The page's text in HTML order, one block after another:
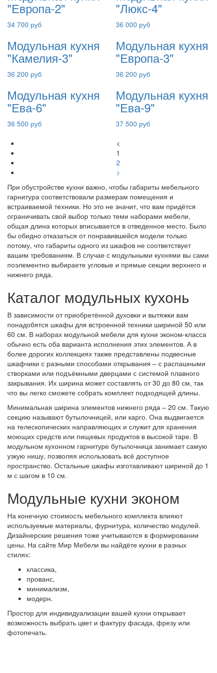
"Европа-2"
34 700 руб
"Люкс-4"
36 000 руб
Модульная кухня
"Камелия-3"
36 200 руб
Модульная кухня
"Европа-3"
36 200 руб
Модульная кухня
"Ева-6"
36 500 руб
Модульная кухня
"Ева-9"
37 500 руб
<
1
2
>
При обустройстве кухни важно, чтобы габариты мебельного
гарнитура соответствовали размерам помещения и
встраиваемой техники. Но это не значит, что вам придётся
ограничивать свой выбор только теми наборами мебели,
общая длина которых вписывается в отведенное место. Было
бы обидно отказаться от понравившейся модели только
потому, что габариты одного из шкафов не соответствует
вашим требованиям. В случае с модульными кухнями вы сами
поэлементно выбираете угловые и прямые секции верхнего и
нижнего ряда.
Каталог модульных кухонь
В зависимости от приобретённой духовки и вытяжки вам
понадобятся шкафы для встроенной техники шириной 50 или
60 см. В наборах модульной мебели для кухни эконом-класса
обычно есть оба варианта исполнения этих элементов. А в
более дорогих коллекциях также представлены подвесные
шкафчики с разными способами открывания – с распашными
створками или подъёмными дверцами с системой плавного
закрывания. Их ширина может составлять от 30 до 80 см, так
что вы легко сможете собрать комплект подходящей длины.
Минимальная ширина элементов нижнего ряда – 20 см. Такую
секцию называют бутылочницей, или карго. Она выдвигается
на телескопических направляющих и служит для хранения
моющих средств или пищевых продуктов в высокой таре. В
модульном кухонном гарнитуре бутылочница занимает самую
узкую нишу, позволяя использовать всё доступное
пространство. Остальные шкафы изготавливают шириной до 1
м с шагом в 10 см.
Модульные кухни эконом
На конечную стоимость мебельного комплекта влияют
используемые материалы, фурнитура, количество модулей.
Дизайнерские решения тоже учитываются в формировании
цены. На сайте Мир Мебели вы найдёте кухни в разных
стилях:
классика,
прованс,
минимализм,
модерн.
Простор для индивидуализации вашей кухни открывает
возможность выбрать цвет и фактуру фасада, фрезу или
фотопечать.